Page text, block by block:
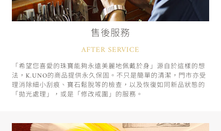
售後服務
AFTER SERVICE
「希望您喜愛的珠寶能夠永遠美麗地佩戴於身」源自於這樣的想
法，K.UNO的商品提供永久保固。不只是簡單的清潔，門市亦受
理消除細小刮痕、寶石鬆脫等的檢查，以及恢復如同新品狀態的
「拋光處理」，或是「修改戒圍」的服務。